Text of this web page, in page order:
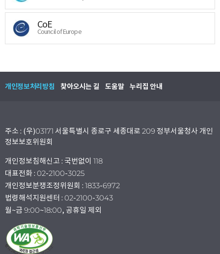
CoE
Council of Europe
개인정보처리방침 찾아오시는 길 도움말 누리집 안내
주소 : (우)03171 서울특별시 종로구 세종대로 209 정부서울청사 개인
정보보호위원회
개인정보침해신고 : 국번없이 118
대표전화 : 02-2100-3025
개인정보분쟁조정위원회 : 1833-6972
법령해석지원센터 : 02-2100-3043
월~금 9:00~18:00, 공휴일 제외